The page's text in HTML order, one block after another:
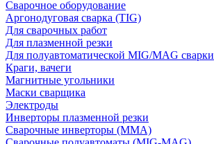
Сварочное оборудование
Аргонодуговая сварка (TIG)
Для сварочных работ
Для плазменной резки
Для полуавтоматической MIG/MAG сварки
Краги, вачеги
Магнитные угольники
Маски сварщика
Электроды
Инверторы плазменной резки
Сварочные инверторы (MMA)